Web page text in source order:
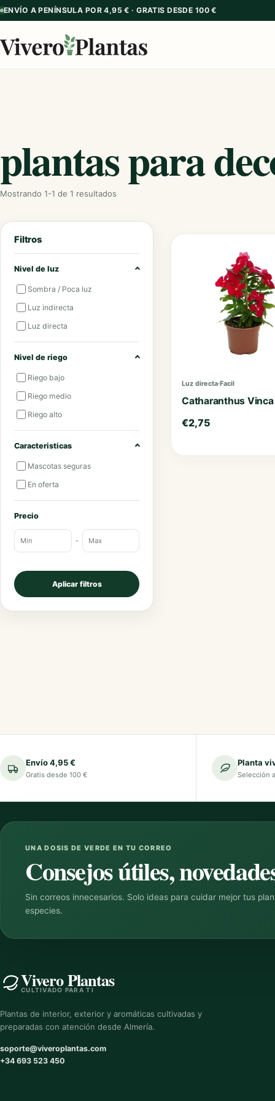
ENVÍO A PENÍNSULA POR 4,95 € · GRATIS DESDE 100 €
plantas para
Mostrando 1-1 de 1 resultados
Filtros
Nivel de luz
Sombra / Poca luz
Luz indirecta
Luz directa
Nivel de riego
Riego bajo
Riego medio
Riego alto
Caracteristicas
Mascotas seguras
En oferta
Precio
-
Aplicar filtros
Luz directa·Facil
Catharanthus Vinca
€2,75
Envío 4,95 €
Gratis desde 100 €
Planta
Selección
UNA DOSIS DE VERDE EN TU CORREO
Consejos útiles,
Sin correos innecesarios. Solo ideas para cuidar mejor tus
especies.
Vivero Plantas
CULTIVADO PARA TI
Plantas de interior, exterior y aromáticas cultivadas y
preparadas con atención desde Almería.
soporte@viveroplantas.com
+34 693 523 450